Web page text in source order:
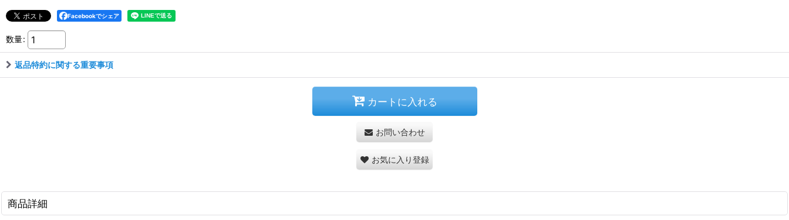
Facebookでシェア
数量:
返品特約に関する重要事項
カートに入れる
お問い合わせ
お気に入り登録
商品詳細